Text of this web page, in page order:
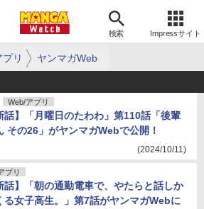
検索 Impressサイト
リ ヤンマガWeb
Web/アプリ
話】「月曜日のたわわ」第110話「後輩
その26」がヤンマガWebで公開！
(2024/10/11)
プリ
話】「朝の通勤電車で、やたらと話しか
る女子高生。」第7話がヤンマガWebに